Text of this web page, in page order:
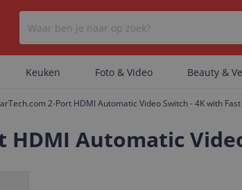
Er zijn geen
Keuken Foto & Video Beauty &
2-Port HDMI Automatic Video Switch - 4K with
HDMI Automatic